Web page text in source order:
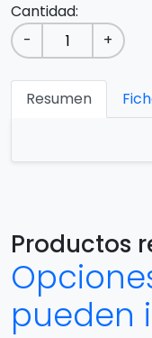
Cantidad:
-
+
Resumen
Productos
pueden